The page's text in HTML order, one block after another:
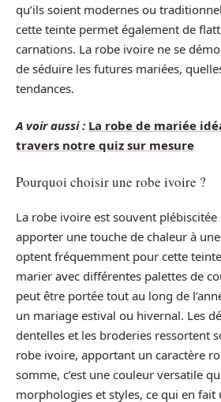
qu’ils soient modernes ou
cette teinte permet également de
carnations. La robe ivoire ne se
de séduire les futures mariées,
tendances.
A voir aussi : La robe de mariée
travers notre quiz sur mesure
Pourquoi choisir une robe ivoire ?
La robe ivoire est souvent plébiscitée
apporter une touche de chaleur à
optent fréquemment pour cette
marier avec différentes palettes de
peut être portée tout au long de
un mariage estival ou hivernal. Les
dentelles et les broderies ressortent
robe ivoire, apportant un caractère
somme, c’est une couleur versatile
morphologies et styles, ce qui en